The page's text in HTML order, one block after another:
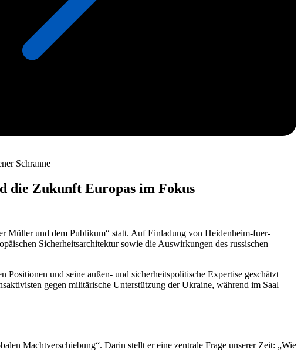
Schranne
die Zukunft Europas im Fokus
Müller und dem Publikum“ statt. Auf Einladung von Heidenheim-fuer-
Sicherheitsarchitektur sowie die Auswirkungen des russischen
und seine außen- und sicherheitspolitische Expertise geschätzt
gegen militärische Unterstützung der Ukraine, während im Saal
Machtverschiebung“. Darin stellt er eine zentrale Frage unserer Zeit: „Wie